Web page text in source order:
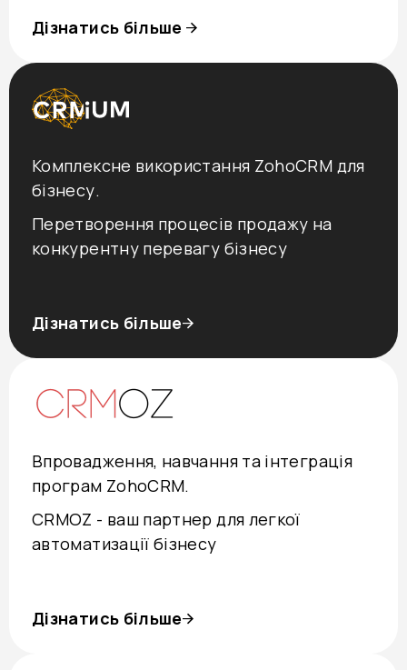
Дізнатись більше
Комплексне використання ZohoCRM для
бізнесу.
Перетворення процесів продажу на
конкурентну перевагу бізнесу
Дізнатись більше
Впровадження, навчання та інтеграція
програм ZohoCRM.
CRMOZ - ваш партнер для легкої
автоматизації бізнесу
Дізнатись більше